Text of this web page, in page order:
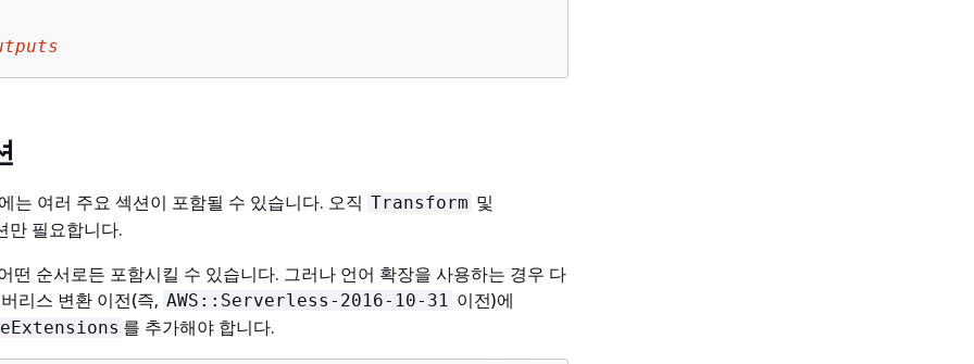
는 여러 주요 섹션이 포함될 수 있습니다. 오직 Transform 및
만 필요합니다.
떤 순서로든 포함시킬 수 있습니다. 그러나 언어 확장을 사용하는 경우 다
리스 변환 이전(즉, AWS::Serverless-2016-10-31 이전)에
를 추가해야 합니다.